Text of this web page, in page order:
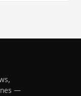
—